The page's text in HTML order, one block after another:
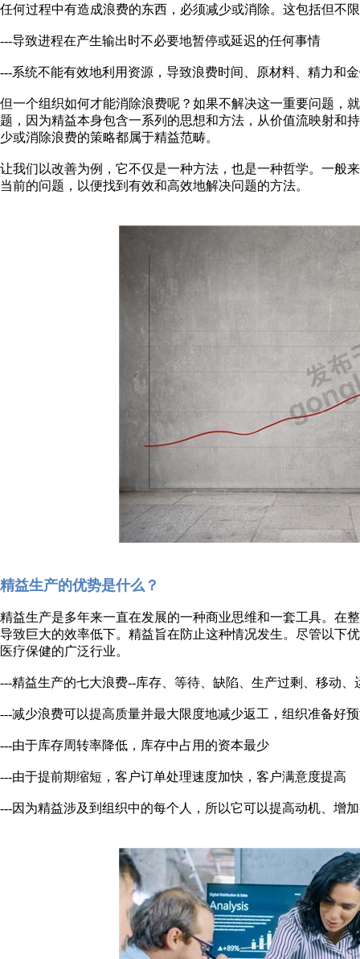
任何过程中有造成浪费的东西，必须减少或消除。这包括但不
---导致进程在产生输出时不必要地暂停或延迟的任何事情
---系统不能有效地利用资源，导致浪费时间、原材料、精力和
但一个组织如何才能消除浪费呢？如果不解决这一重要问题，
题，因为精益本身包含一系列的思想和方法，从价值流映射和
少或消除浪费的策略都属于精益范畴。
让我们以改善为例，它不仅是一种方法，也是一种哲学。一般
当前的问题，以便找到有效和高效地解决问题的方法。
精益生产的优势是什么？
精益生产是多年来一直在发展的一种商业思维和一套工具。在
导致巨大的效率低下。精益旨在防止这种情况发生。尽管以下
医疗保健的广泛行业。
---精益生产的七大浪费--库存、等待、缺陷、生产过剩、移动
---减少浪费可以提高质量并最大限度地减少返工，组织准备好
---由于库存周转率降低，库存中占用的资本最少
---由于提前期缩短，客户订单处理速度加快，客户满意度提高
---因为精益涉及到组织中的每个人，所以它可以提高动机、增